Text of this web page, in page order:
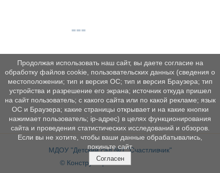
МДОУ "Детский сад №1 "Счастливчик"
© Конструктор сайтов
Продолжая использовать наш сайт, вы даете согласие на
обработку файлов cookie, пользовательских данных (сведения о
местоположении; тип и версия ОС; тип и версия Браузера; тип
устройства и разрешение его экрана; источник откуда пришел
на сайт пользователь; с какого сайта или по какой рекламе; язык
ОС и Браузера; какие страницы открывает и на какие кнопки
нажимает пользователь; ip-адрес) в целях функционирования
сайта и проведения статистических исследований и обзоров.
Если вы не хотите, чтобы ваши данные обрабатывались,
покиньте сайт.
Согласен